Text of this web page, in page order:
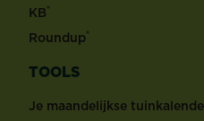
KB®
Roundup®
TOOLS
Je maandelijkse